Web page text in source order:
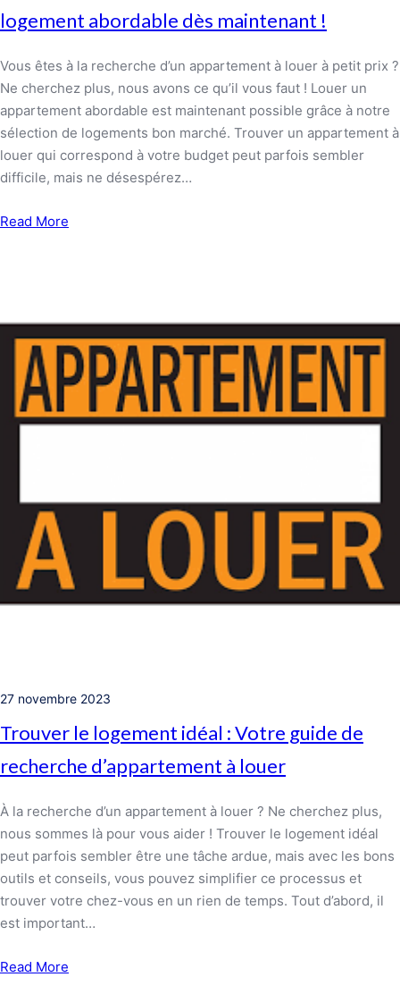
logement abordable dès maintenant !
Vous êtes à la recherche d’un appartement à louer à petit prix ?
Ne cherchez plus, nous avons ce qu’il vous faut ! Louer un
appartement abordable est maintenant possible grâce à notre
sélection de logements bon marché. Trouver un appartement à
louer qui correspond à votre budget peut parfois sembler
difficile, mais ne désespérez…
Read More
27 novembre 2023
Trouver le logement idéal : Votre guide de
recherche d’appartement à louer
À la recherche d’un appartement à louer ? Ne cherchez plus,
nous sommes là pour vous aider ! Trouver le logement idéal
peut parfois sembler être une tâche ardue, mais avec les bons
outils et conseils, vous pouvez simplifier ce processus et
trouver votre chez-vous en un rien de temps. Tout d’abord, il
est important…
Read More